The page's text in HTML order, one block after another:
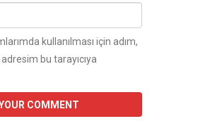
kullanılması için adım,
bu tarayıcıya